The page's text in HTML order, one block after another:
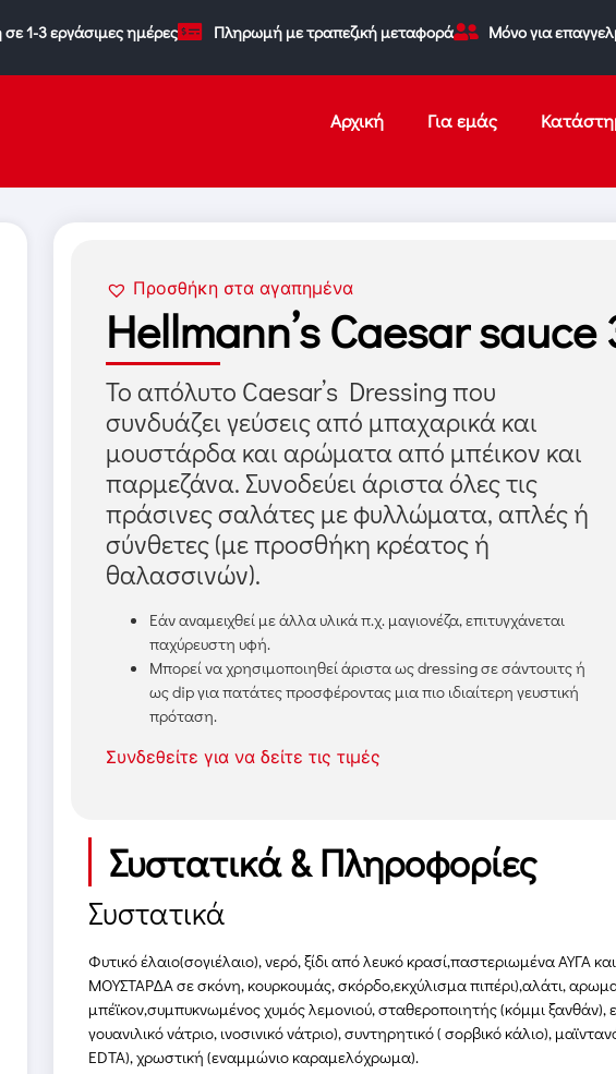
1-3 εργάσιμες ημέρες Πληρωμή με τραπεζική μεταφορά Μόνο για
Αρχική Για εμάς
Προσθήκη στα αγαπημένα
Hellmann’s Caesar sauce
Το απόλυτο Caesar’s Dressing που
συνδυάζει γεύσεις από μπαχαρικά και
μουστάρδα και αρώματα από μπέικον και
παρμεζάνα. Συνοδεύει άριστα όλες τις
πράσινες σαλάτες με φυλλώματα, απλές ή
σύνθετες (με προσθήκη κρέατος ή
θαλασσινών).
Εάν αναμειχθεί με άλλα υλικά π.χ. μαγιονέζα, επιτυγχάνεται
παχύρευστη υφή.
Μπορεί να χρησιμοποιηθεί άριστα ως dressing σε σάντουιτς ή
ως dip για πατάτες προσφέροντας μια πιο ιδιαίτερη γευστική
πρόταση.
Συνδεθείτε για να δείτε τις τιμές
Συστατικά & Πληροφορίες
Συστατικά
Φυτικό έλαιο(σογιέλαιο), νερό, ξίδι από λευκό κρασί,παστεριωμένα ΑΥΓΑ
ΜΟΥΣΤΑΡΔΑ σε σκόνη, κουρκουμάς, σκόρδο,εκχύλισμα πιπέρι),αλάτι,
μπέϊκον,συμπυκνωμένος χυμός λεμονιού, σταθεροποιητής (κόμμι ξανθάν),
γουανιλικό νάτριο, ινοσινικό νάτριο), συντηρητικό ( σορβικό κάλιο),
EDTA), χρωστική (εναμμώνιο καραμελόχρωμα).